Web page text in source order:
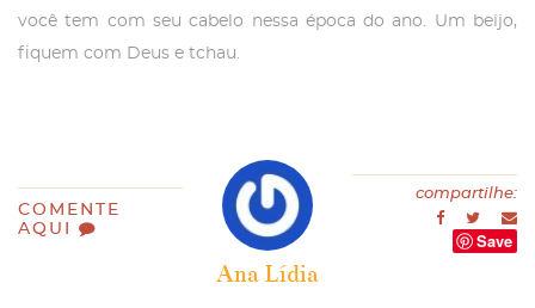
você tem com seu cabelo nessa época do ano. Um beijo,
fiquem com Deus e tchau.
COMENTE
AQUI
Ana Lídia
compartilhe:
Save